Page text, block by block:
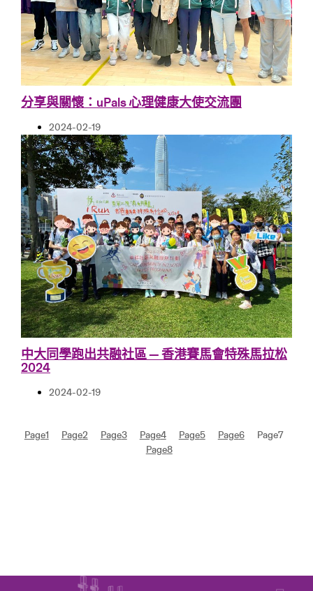
分享與關懷：uPals 心理健康大使交流團
2024-02-19
中大同學跑出共融社區 — 香港賽馬會特殊馬拉松
2024
2024-02-19
Page1 Page2 Page3 Page4 Page5 Page6 Page7
Page8